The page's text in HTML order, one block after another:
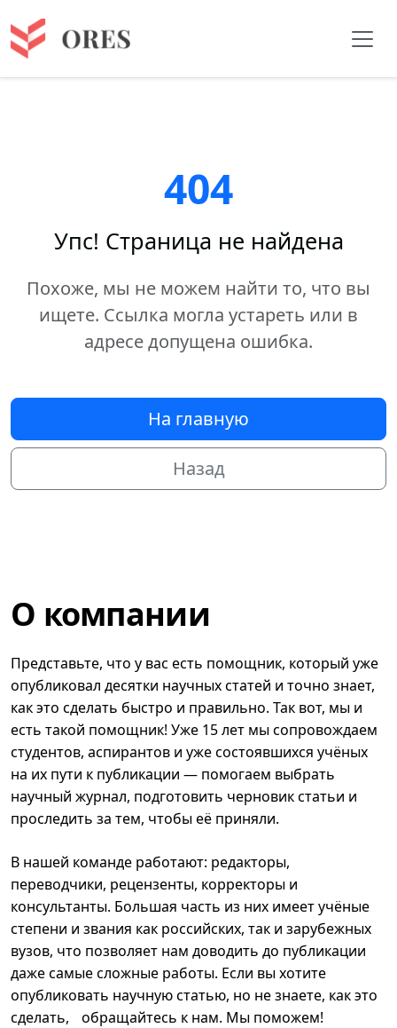
404
Упс! Страница не найдена
Похоже, мы не можем найти то, что вы
ищете. Ссылка могла устареть или в
адресе допущена ошибка.
На главную
Назад
О компании
Представьте, что у вас есть помощник, который уже
опубликовал десятки научных статей и точно знает,
как это сделать быстро и правильно. Так вот, мы и
есть такой помощник! Уже 15 лет мы сопровождаем
студентов, аспирантов и уже состоявшихся учёных
на их пути к публикации — помогаем выбрать
научный журнал, подготовить черновик статьи и
проследить за тем, чтобы её приняли.
В нашей команде работают: редакторы,
переводчики, рецензенты, корректоры и
консультанты. Большая часть из них имеет учёные
степени и звания как российских, так и зарубежных
вузов, что позволяет нам доводить до публикации
даже самые сложные работы. Если вы хотите
опубликовать научную статью, но не знаете, как это
сделать, обращайтесь к нам. Мы поможем!